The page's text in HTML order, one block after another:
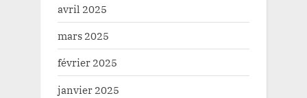
avril 2025
mars 2025
février 2025
janvier 2025